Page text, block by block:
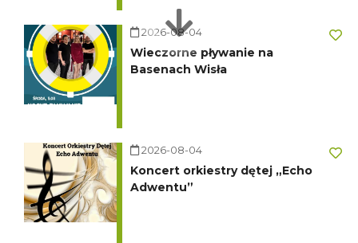
2026-08-04
Wieczorne pływanie na
Basenach Wisła
2026-08-04
Koncert orkiestry dętej „Echo
Adwentu”